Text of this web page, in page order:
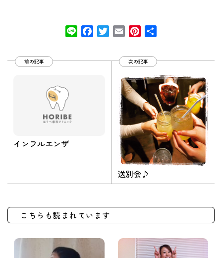
Line FacebookTwitter
Email Pinterest
前の記事
インフルエンザ
次の記事
送別会♪
こちらも読まれています